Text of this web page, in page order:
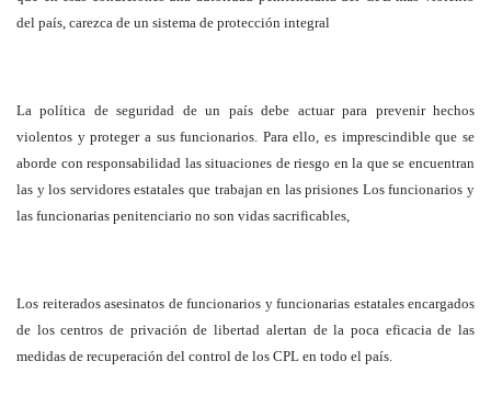
del país, carezca de un sistema de protección integral
La política de seguridad de un país debe actuar para prevenir hechos
violentos y proteger a sus funcionarios. Para ello, es imprescindible que se
aborde con responsabilidad las situaciones de riesgo en la que se encuentran
las y los servidores estatales que trabajan en las prisiones Los funcionarios y
las funcionarias penitenciario no son vidas sacrificables,
Los reiterados asesinatos de funcionarios y funcionarias estatales encargados
de los centros de privación de libertad alertan de la poca eficacia de las
medidas de recuperación del control de los CPL en todo el país.